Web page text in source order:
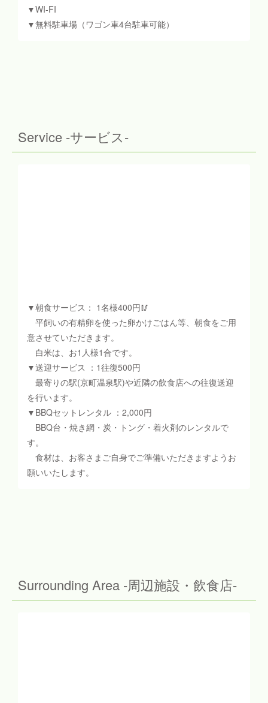
▼WI-FI
▼無料駐車場（ワゴン車4台駐車可能）
Service -サービス-
▼朝食サービス： 1名様400円🥢
平飼いの有精卵を使った卵かけごはん等、朝食をご用
意させていただきます。
白米は、お1人様1合です。
▼送迎サービス ：1往復500円
最寄りの駅(京町温泉駅)や近隣の飲食店への往復送迎
を行います。
▼BBQセットレンタル ：2,000円
BBQ台・焼き網・炭・トング・着火剤のレンタルで
す。
食材は、お客さまご自身でご準備いただきますようお
願いいたします。
Surrounding Area -周辺施設・飲食店-